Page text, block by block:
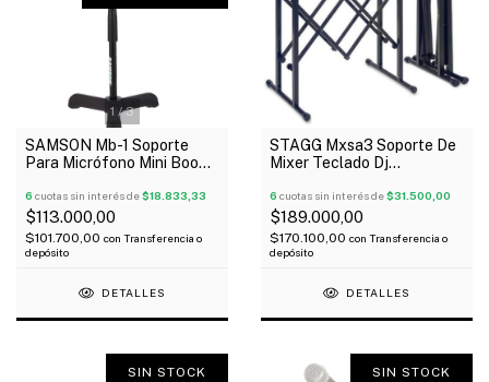
1 /3
SAMSON Mb-1 Soporte
Para Micrófono Mini Boom
6 cuotas sin interés de$18.833,33
$113.000,00
$101.700,00 con Transferencia o
depósito
DETALLES
STAGG Mxsa3 Soporte De
Mixer Teclado Dj
Oferta!
6 cuotas sin interés de$31.500,00
$189.000,00
$170.100,00 con Transferencia o
depósito
DETALLES
SIN STOCK SIN STOCK